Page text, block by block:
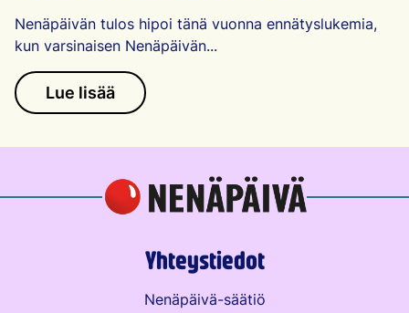
Nenäpäivän tulos hipoi tänä vuonna ennätyslukemia,
kun varsinaisen Nenäpäivän...
Lue lisää
Yhteystiedot
Nenäpäivä-säätiö